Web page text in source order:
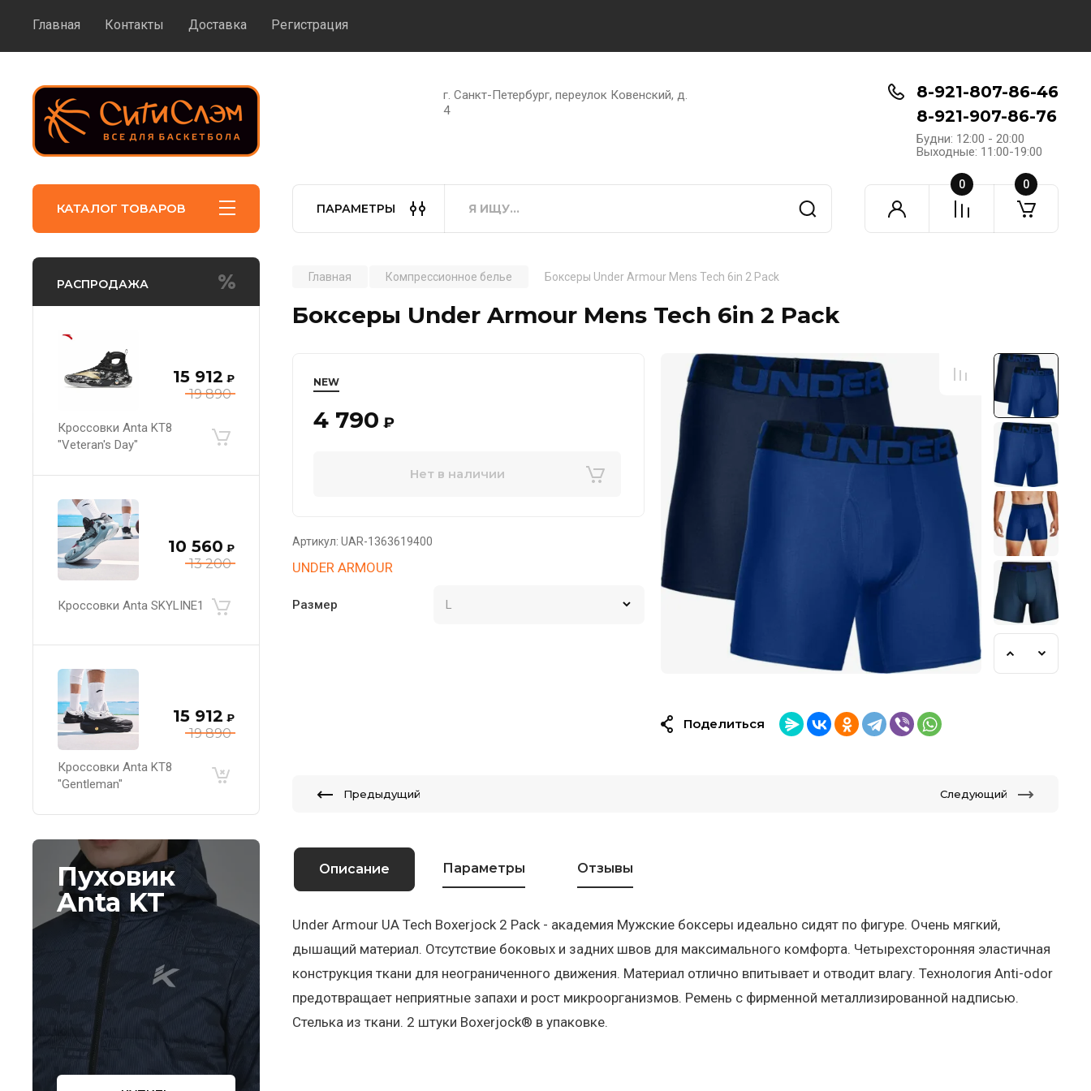
Главная Контакты Доставка Регистрация
г. Санкт-Петербург, переулок Ковенский, д.
4
8-921-807-86-46
8-921-907-86-76
Будни: 12:00 - 20:00
Выходные: 11:00-19:00
КАТАЛОГ ТОВАРОВ ПАРАМЕТРЫ
0 0
РАСПРОДАЖА
19 890
15 912 ₽
Кроссовки Anta KT8
"Veteran's Day"
13 200
10 560 ₽
Кроссовки Anta SKYLINE1
19 890
15 912 ₽
Кроссовки Anta KT8
"Gentleman"
Пуховик
Anta KT
Главная Компрессионное белье Боксеры Under Armour Mens Tech 6in 2 Pack
Боксеры Under Armour Mens Tech 6in 2 Pack
NEW
4 790 ₽
Нет в наличии
Артикул: UAR-1363619400
UNDER ARMOUR
Размер
Поделиться
Предыдущий Следующий
Описание Параметры Отзывы
Under Armour UA Tech Boxerjock 2 Pack - академия Мужские боксеры идеально сидят по фигуре. Очень мягкий,
дышащий материал. Отсутствие боковых и задних швов для максимального комфорта. Четырехсторонняя эластичная
конструкция ткани для неограниченного движения. Материал отлично впитывает и отводит влагу. Технология Anti-odor
предотвращает неприятные запахи и рост микроорганизмов. Ремень с фирменной металлизированной надписью.
Стелька из ткани. 2 штуки Boxerjock® в упаковке.